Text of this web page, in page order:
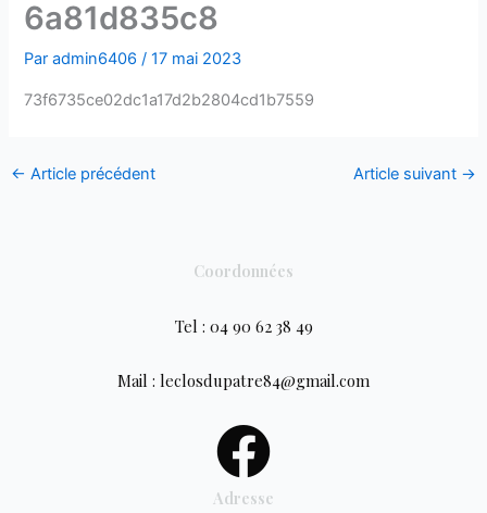
6a81d835c8
Paradmin6406/17 mai 2023
73f6735ce02dc1a17d2b2804cd1b7559
← Article précédent Article suivant →
Coordonnées
Tel : 04 90 62 38 49
Mail : leclosdupatre84@gmail.com
Adresse